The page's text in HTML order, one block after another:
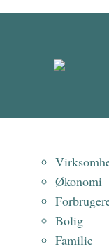
Økonomi
Bolig
Familie